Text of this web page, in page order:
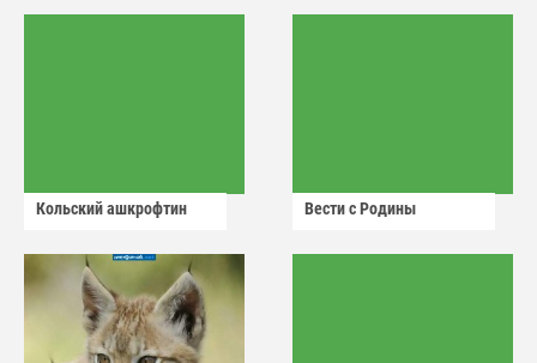
Кольский ашкрофтин Вести с Родины